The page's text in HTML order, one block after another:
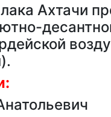
Ахтачи